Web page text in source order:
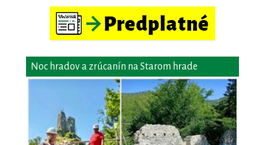
Noc hradov a zrúcanín na Starom hrade